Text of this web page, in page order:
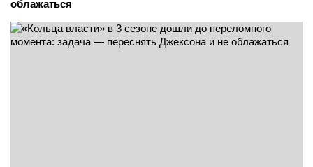
облажаться